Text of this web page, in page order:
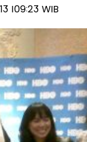
|09:23 WIB